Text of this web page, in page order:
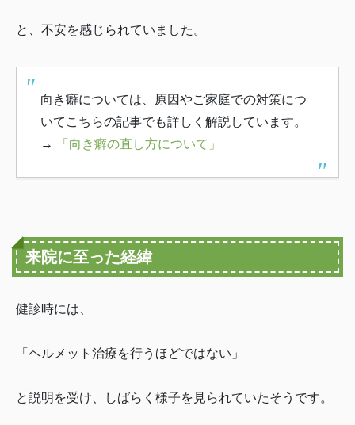
と、不安を感じられていました。
向き癖については、原因やご家庭での対策につ
いてこちらの記事でも詳しく解説しています。
→
「向き癖の直し方について」
来院に至った経緯
健診時には、
「ヘルメット治療を行うほどではない」
と説明を受け、しばらく様子を見られていたそうです。